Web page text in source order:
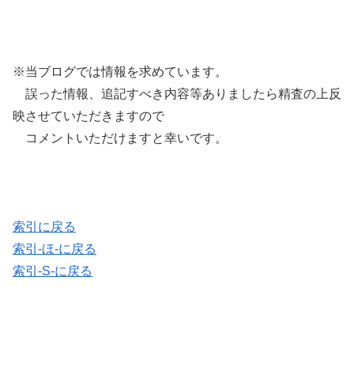
※当ブログでは情報を求めています。
誤った情報、追記すべき内容等ありましたら精査の上反
映させていただきますので
コメントいただけますと幸いです。
索引に戻る
索引-ほ-に戻る
索引-S-に戻る